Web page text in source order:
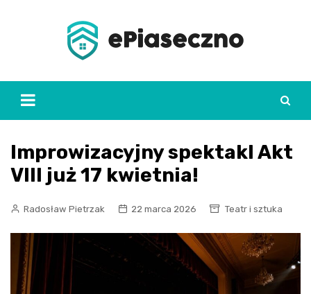
Improwizacyjny spektakl Akt
VIII już 17 kwietnia!
Radosław Pietrzak 22 marca 2026 Teatr i sztuka